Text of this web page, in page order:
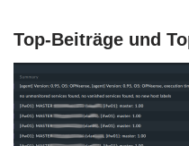
Top-Beiträge und